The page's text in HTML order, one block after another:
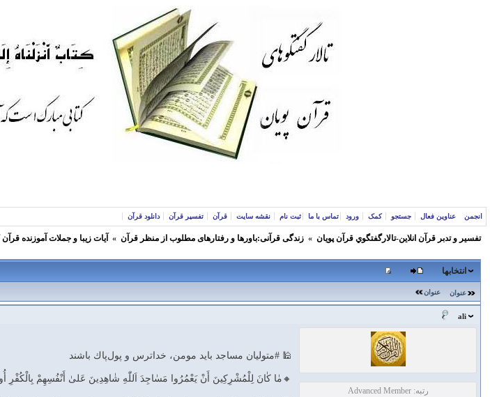
انجمن عناوین فعال جستجو کمک ورود تماس با ما ثبت نام نقشه سایت قرآن تفسیر قرآن دانلود قرآن
تفسير و‌ تدبر قرآن انلاين-تالارگفتگوي قرآن پویان » زندگی قرآنی:باورها و رفتارهای مطلوب از منظر قرآن » آيات زیبا و جملات آموزنده
انتخابها
عنوان عنوان
ali
رتبه: Advanced Member
🕌 #متولیان مساجد باید مومن، خداترس و پول‌پاك باشند
🔸مٰا كٰانَ لِلْمُشْرِكِينَ أَنْ يَعْمُرُوا مَسٰاجِدَ اَللّٰهِ شٰاهِدِينَ عَلىٰ أَنْفُسِهِمْ بِالْكُفْرِ